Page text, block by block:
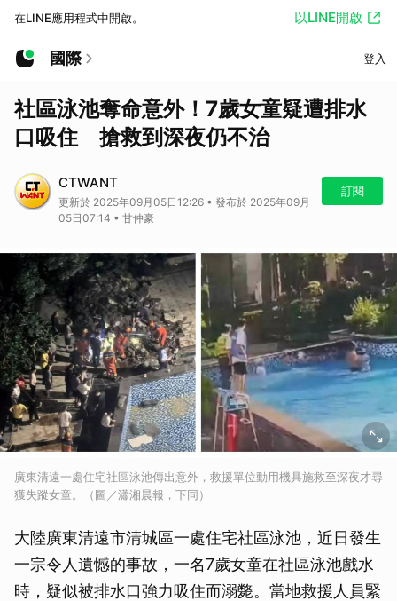
在LINE應用程式中開啟。 以LINE開啟
國際 登入
社區泳池奪命意外！7歲女童疑遭排水
口吸住 搶救到深夜仍不治
CTWANT
更新於 2025年09月05日12:26 • 發布於 2025年09月
05日07:14 • 甘仲豪
訂閱
廣東清遠一處住宅社區泳池傳出意外，救援單位動用機具施救至深夜才尋
獲失蹤女童。（圖／瀟湘晨報，下同）
大陸廣東清遠市清城區一處住宅社區泳池，近日發生
一宗令人遺憾的事故，一名7歲女童在社區泳池戲水
時，疑似被排水口強力吸住而溺斃。當地救援人員緊